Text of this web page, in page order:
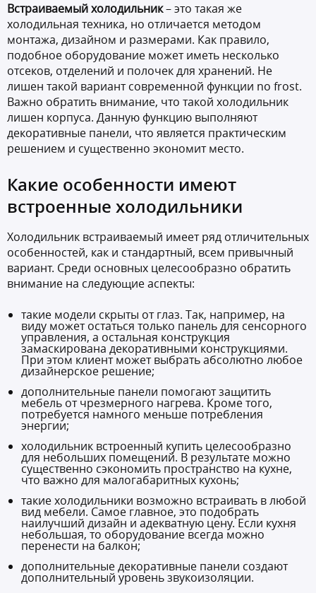
Встраиваемый холодильник– это такая же
холодильная техника, но отличается методом
монтажа, дизайном и размерами. Как правило,
подобное оборудование может иметь несколько
отсеков, отделений и полочек для хранений. Не
лишен такой вариант современной функции no frost.
Важно обратить внимание, что такой холодильник
лишен корпуса. Данную функцию выполняют
декоративные панели, что является практическим
решением и существенно экономит место.
Какие особенности имеют
встроенные холодильники
Холодильник встраиваемый имеет ряд отличительных
особенностей, как и стандартный, всем привычный
вариант. Среди основных целесообразно обратить
внимание на следующие аспекты:
такие модели скрыты от глаз. Так, например, на
виду может остаться только панель для сенсорного
управления, а остальная конструкция
замаскирована декоративными конструкциями.
При этом клиент может выбрать абсолютно любое
дизайнерское решение;
дополнительные панели помогают защитить
мебель от чрезмерного нагрева. Кроме того,
потребуется намного меньше потребления
энергии;
холодильник встроенный купить целесообразно
для небольших помещений. В результате можно
существенно сэкономить пространство на кухне,
что важно для малогабаритных кухонь;
такие холодильники возможно встраивать в любой
вид мебели. Самое главное, это подобрать
наилучший дизайн и адекватную цену. Если кухня
небольшая, то оборудование всегда можно
перенести на балкон;
дополнительные декоративные панели создают
дополнительный уровень звукоизоляции.